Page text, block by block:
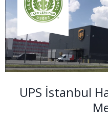
UPS İstanbul